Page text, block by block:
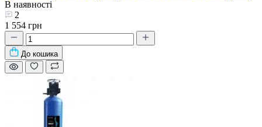
В наявності
2
1 554 грн
До кошика